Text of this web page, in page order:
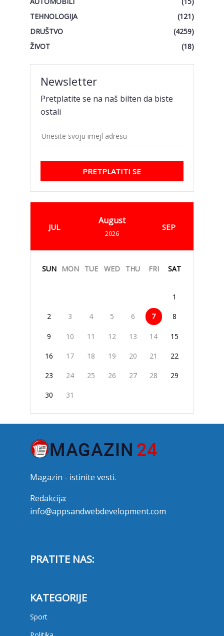
TEHNOLOGIJA
(121)
DRUŠTVO
(4259)
ŽIVOT
(18)
Newsletter
Pretplatite se na naš bilten da biste
ostali
PRETPLATITI SE
JUL
August
2026
SEP
SUN MON TUE WED THU FRI SAT
1
2 3 4 5 6 7 8
9 10 11 12 13 14 15
16 17 18 19 20 21 22
23 24 25 26 27 28 29
30 31
Magazin - istinite vesti.
Redakcija:
info@appsandwebdevelopment.com
PRATITE NAS:
KATEGORIJE
Sport